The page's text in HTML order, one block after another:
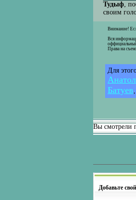
Тудыф,
своим
Внимание!
Вся
Права на
Для
Батуев
Вы смотрели
Добавьте